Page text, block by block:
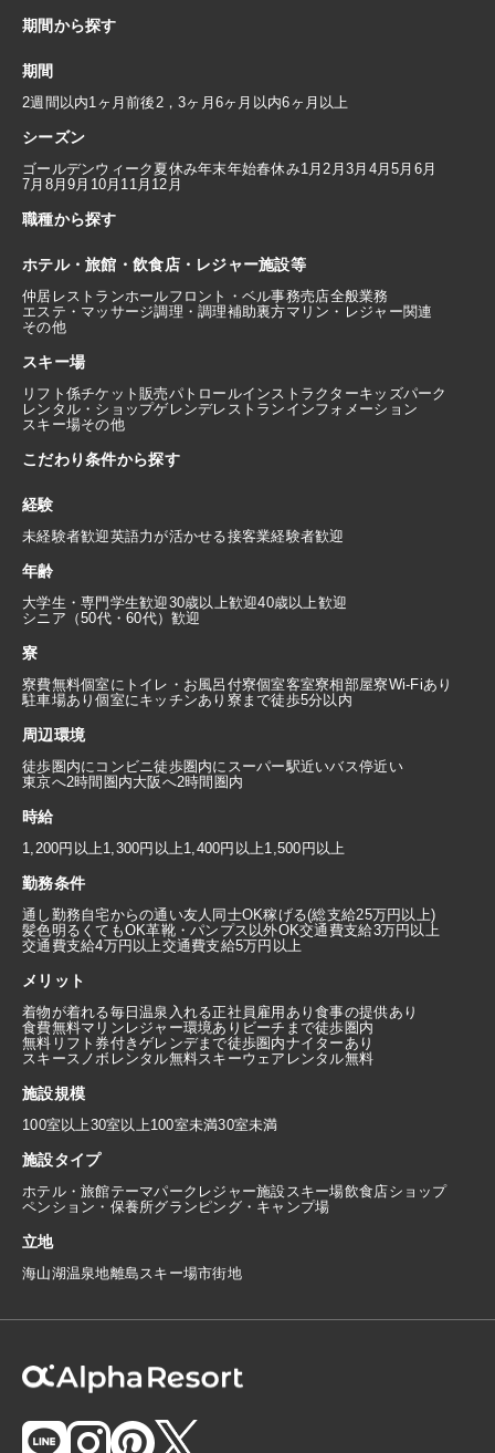
期間から探す
期間
2週間以内1ヶ月前後 2，3ヶ月 6ヶ月以内6ヶ月以上
シーズン
ゴールデンウィーク 夏休み年末年始春休み1月 2月3月 4月5月 6月
7月 8月9月 10月 11月 12月
職種から探す
ホテル・旅館・飲食店・レジャー施設等
仲居 レストランホールフロント・ベル事務売店全般業務
エステ・マッサージ調理・調理補助裏方マリン・レジャー関連
その他
スキー場
リフト係チケット販売パトロールインストラクターキッズパーク
レンタル・ショップゲレンデレストラン インフォメーション
スキー場その他
こだわり条件から探す
経験
未経験者歓迎英語力が活かせる接客業経験者歓迎
年齢
大学生・専門学生歓迎30歳以上歓迎40歳以上歓迎
シニア（50代・60代）歓迎
寮
寮費無料個室にトイレ・お風呂付寮個室客室寮相部屋寮Wi-Fiあり
駐車場あり個室にキッチンあり 寮まで徒歩5分以内
周辺環境
徒歩圏内にコンビニ徒歩圏内にスーパー駅近いバス停近い
東京へ2時間圏内大阪へ2時間圏内
時給
1,200円以上1,300円以上1,400円以上1,500円以上
勤務条件
通し勤務自宅からの通い友人同士OK稼げる(総支給25万円以上)
髪色明るくてもOK革靴・パンプス以外OK交通費支給3万円以上
交通費支給4万円以上交通費支給5万円以上
メリット
着物が着れる毎日温泉入れる正社員雇用あり食事の提供あり
食費無料マリンレジャー環境あり ビーチまで徒歩圏内
無料リフト券付きゲレンデまで徒歩圏内ナイターあり
スキースノボレンタル無料スキーウェアレンタル無料
施設規模
100室以上30室以上100室未満30室未満
施設タイプ
ホテル・旅館テーマパーク レジャー施設 スキー場飲食店ショップ
ペンション・保養所グランピング・キャンプ場
立地
海山湖温泉地離島 スキー場市街地